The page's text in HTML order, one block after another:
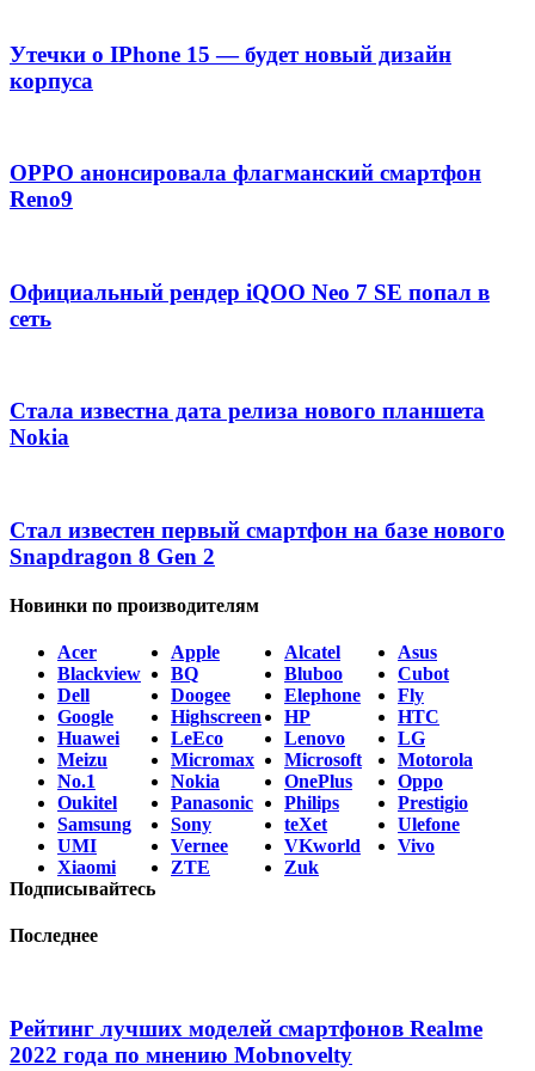
Утечки о IPhone 15 — будет новый дизайн
корпуса
OPPO анонсировала флагманский смартфон
Reno9
Официальный рендер iQOO Neo 7 SE попал в
сеть
Стала известна дата релиза нового планшета
Nokia
Стал известен первый смартфон на базе нового
Snapdragon 8 Gen 2
Новинки по производителям
Acer Apple Alcatel
Asus
Blackview
BQ Bluboo
Cubot
Dell
Doogee Elephone
Fly
Google
Highscreen HP
HTC
Huawei
LeEco Lenovo
LG
Meizu
Micromax Microsoft
Motorola
No.1
Nokia OnePlus
Oppo
Oukitel
Panasonic Philips
Prestigio
Samsung
Sony teXet
Ulefone
UMI
Vernee VKworld
Vivo
Xiaomi
ZTE
Zuk
Подписывайтесь
Последнее
Рейтинг лучших моделей смартфонов Realme
2022 года по мнению Mobnovelty